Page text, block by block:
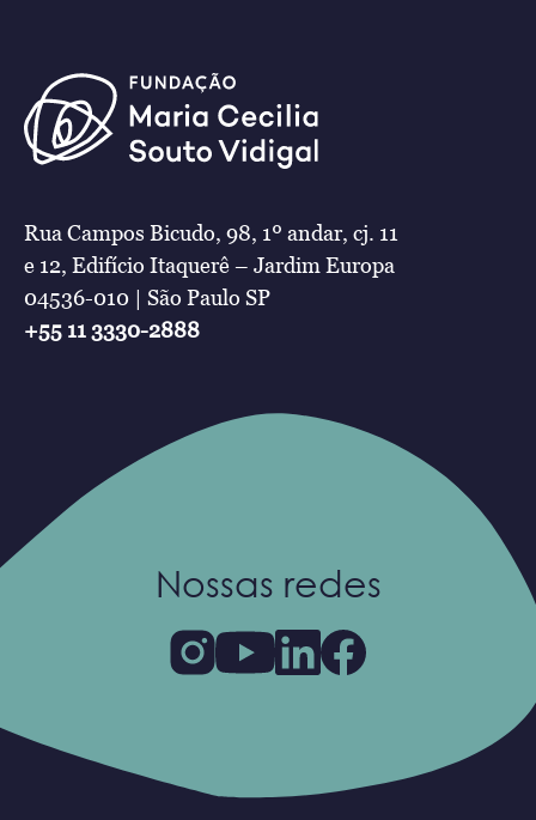
Rua Campos Bicudo, 98, 1º andar, cj. 11
e 12, Edifício Itaquerê – Jardim Europa
04536-010 | São Paulo SP
+55 11 3330-2888
Nossas redes